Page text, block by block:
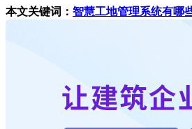
本文关键词： 智慧工地管理系统有哪